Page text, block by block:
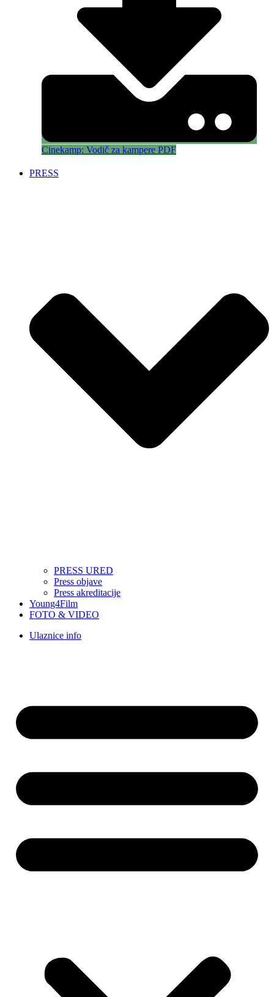
Cinekamp: Vodič za kampere PDF
PRESS
PRESS URED
Press objave
Press akreditacije
Young4Film
FOTO & VIDEO
Ulaznice info